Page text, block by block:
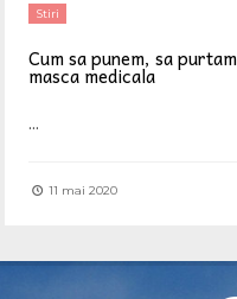
Stiri
Cum sa punem, sa
masca medicala
...
11 mai 2020